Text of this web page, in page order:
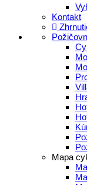
Kontakt
Mapa